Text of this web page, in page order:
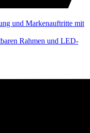
und Markenauftritte mit